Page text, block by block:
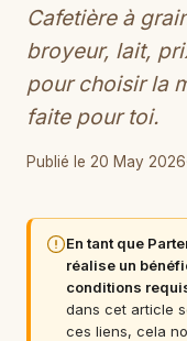
Cafetière à
broyeur, lait,
pour choisir la
faite pour toi.
Publié le 20 May 2026
En tant que
réalise un
conditions
dans cet article
ces liens, cela